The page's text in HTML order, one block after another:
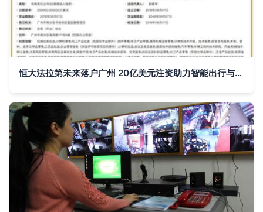
恒大法拉第未来落户广州 20亿美元注资助力智能出行与计算机软件开发新篇章